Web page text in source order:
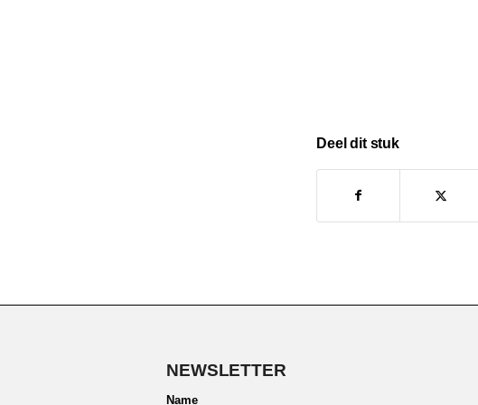
Deel dit stuk
NEWSLETTER
Name